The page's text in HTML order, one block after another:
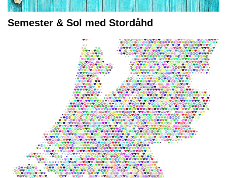
Semester & Sol med Stordåhd